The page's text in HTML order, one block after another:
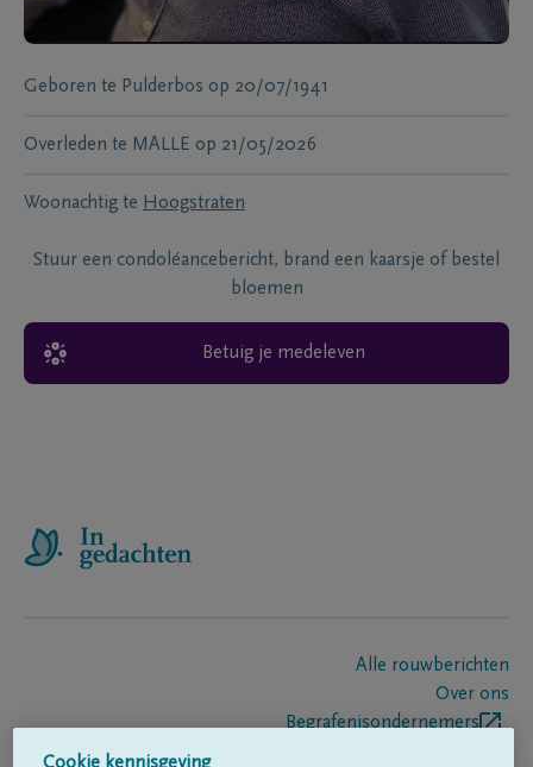
Geboren te Pulderbos op 20/07/1941
Overleden te MALLE op 21/05/2026
Woonachtig te Hoogstraten
Stuur een condoléancebericht, brand een kaarsje of bestel
bloemen
Betuig je medeleven
Alle rouwberichten
Over ons
Begrafenisondernemers